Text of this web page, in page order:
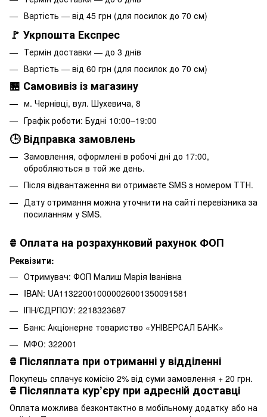
Вартість — від 45 грн (для посилок до 70 см)
🚩 Укрпошта Експрес
Термін доставки — до 3 днів
Вартість — від 60 грн (для посилок до 70 см)
🏪 Самовивіз із магазину
м. Чернівці, вул. Шухевича, 8
Графік роботи: Будні 10:00–19:00
🕒 Відправка замовлень
Замовлення, оформлені в робочі дні до 17:00,
обробляються в той же день.
Після відвантаження ви отримаєте SMS з номером ТТН.
Дату отримання можна уточнити на сайті перевізника за
посиланням у SMS.
₴ Оплата на розрахунковий рахунок ФОП
Реквізити:
Отримувач: ФОП Малиш Марія Іванівна
IBAN: UA113220010000026001350091581
ІПН/ЄДРПОУ: 2218323687
Банк: Акціонерне товариство «УНІВЕРСАЛ БАНК»
МФО: 322001
₴ Післяплата при отриманні у відділенні
Покупець сплачує комісію 2% від суми замовлення + 20 грн.
₴ Післяплата кур’єру при адресній доставці
Оплата можлива безконтактно в мобільному додатку або на